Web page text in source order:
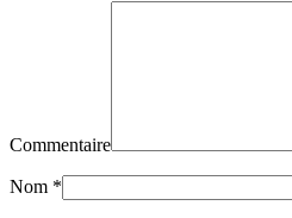
Commentaire
Nom *